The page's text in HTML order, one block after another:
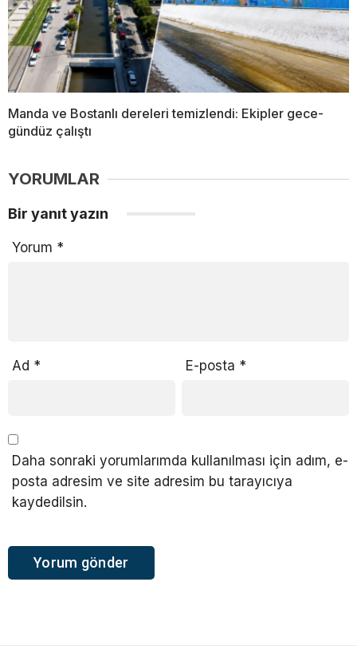
Manda ve Bostanlı dereleri temizlendi: Ekipler gece-
gündüz çalıştı
YORUMLAR
Bir yanıt yazın
Yorum *
Ad * E-posta *
Daha sonraki yorumlarımda kullanılması için adım, e-
posta adresim ve site adresim bu tarayıcıya
kaydedilsin.